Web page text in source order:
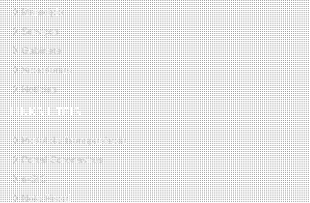
Município
Serviços
Gabinete
Secretarias
Notícias
LINKS ÚTEIS
Portal da Transparência
Portal Coronavirus
e-SIC
Nota Fiscal